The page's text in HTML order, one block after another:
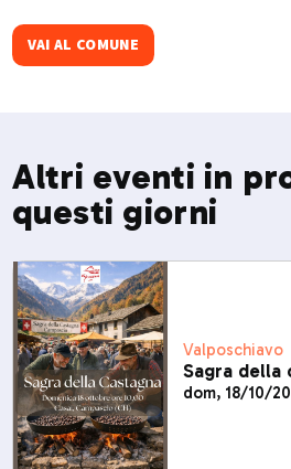
VAI AL COMUNE
Altri eventi in
questi giorni
Valposchiavo
Sagra della
dom, 18/10/